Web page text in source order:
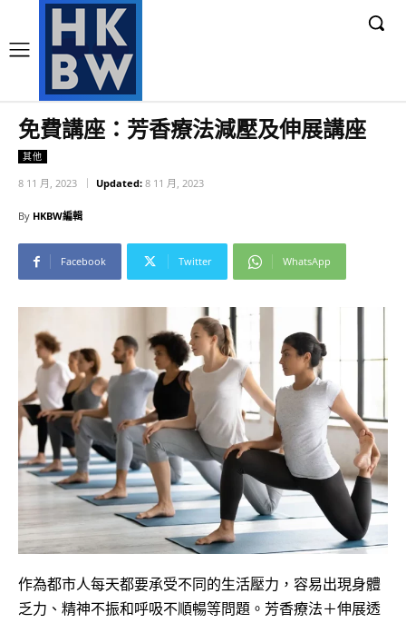
免費講座：芳香療法減壓及伸展講座
其他
8 11 月, 2023 Updated: 8 11 月, 2023
By HKBW編輯
Facebook Twitter WhatsApp
作為都市人每天都要承受不同的生活壓力，容易出現身體
乏力、精神不振和呼吸不順暢等問題。芳香療法＋伸展透